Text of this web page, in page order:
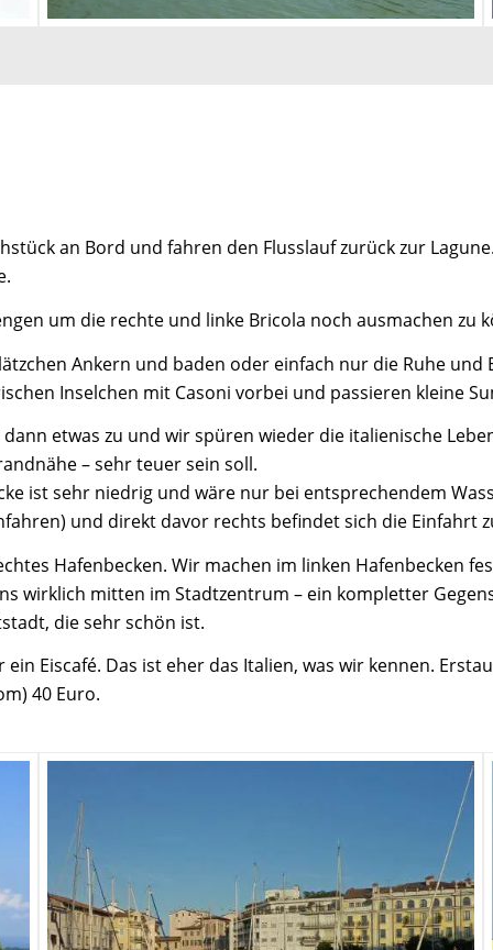
an Bord und fahren den Flusslauf zurück zur
um die rechte und linke Bricola noch ausmachen zu
Ankern und baden oder einfach nur die Ruhe und
Inselchen mit Casoni vorbei und passieren kleine
etwas zu und wir spüren wieder die italienische
– sehr teuer sein soll.
ist sehr niedrig und wäre nur bei entsprechendem
und direkt davor rechts befindet sich die Einfahrt
Hafenbecken. Wir machen im linken Hafenbecken
wirklich mitten im Stadtzentrum – ein kompletter
die sehr schön ist.
Eiscafé. Das ist eher das Italien, was wir kennen.
40 Euro.